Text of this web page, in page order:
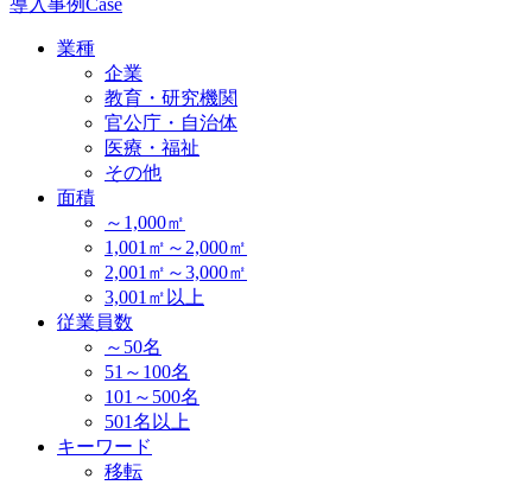
導入事例Case
業種
企業
教育・研究機関
官公庁・自治体
医療・福祉
その他
面積
～1,000㎡
1,001㎡～2,000㎡
2,001㎡～3,000㎡
3,001㎡以上
従業員数
～50名
51～100名
101～500名
501名以上
キーワード
移転